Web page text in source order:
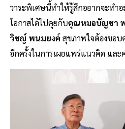
วาระพิเศษนี้ทำให้รู้สึกอยากจะทำ
โอกาสได้ไปคุยกับคุณหมอบัญชา
วิชญ์ พนมยงค์ สุขภาพใจต้องขอ
อีกครั้งในการเผยแพร่แนวคิด และ